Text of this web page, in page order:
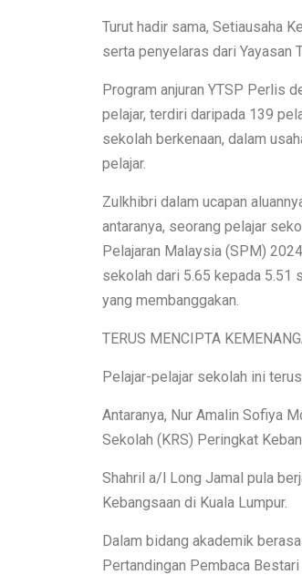
Turut hadir sama, Setiausaha
serta penyelaras dari Yayasan
Program anjuran YTSP Perlis
pelajar, terdiri daripada 139
sekolah berkenaan, dalam
pelajar.
Zulkhibri dalam ucapan
antaranya, seorang pelajar
Pelajaran Malaysia (SPM)
sekolah dari 5.65 kepada 5.51
yang membanggakan.
TERUS MENCIPTA
Pelajar-pelajar sekolah ini
Antaranya, Nur Amalin Sofiya
Sekolah (KRS) Peringkat
Shahril a/l Long Jamal pula
Kebangsaan di Kuala Lumpur.
Dalam bidang akademik
Pertandingan Pembaca